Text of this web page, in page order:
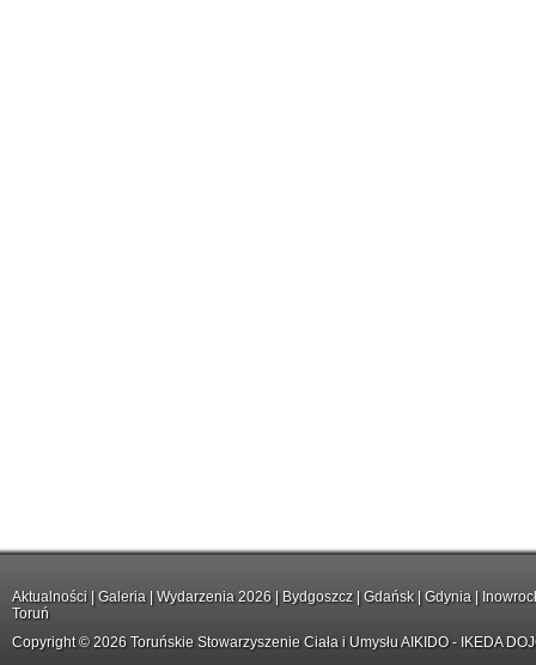
Aktualności | Galeria| Wydarzenia 2026 | Bydgoszcz | Gdańsk| Gdynia|
Toruń
Copyright © 2026 Toruńskie Stowarzyszenie Ciała i Umysłu AIKIDO - IKEDA